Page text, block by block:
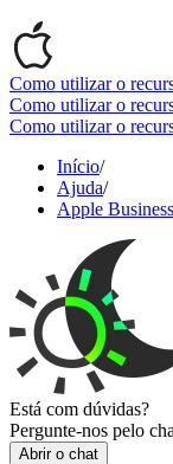
Como utilizar o
Como utilizar o
Como utilizar o
Início/
Ajuda/
Apple
Está com dúvidas?
Pergunte-nos pelo
Abrir o chat